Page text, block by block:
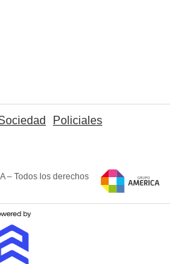
Policiales
– Todos los derechos